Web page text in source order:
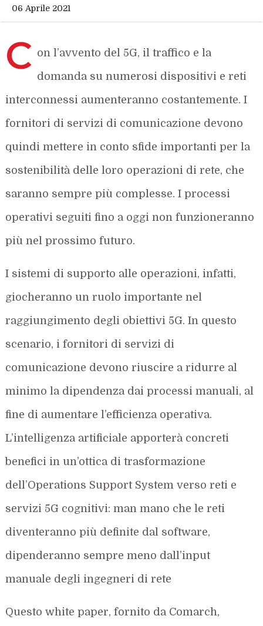
06 Aprile 2021
C on l’avvento del 5G, il traffico e la
domanda su numerosi dispositivi e reti
interconnessi aumenteranno costantemente. I
fornitori di servizi di comunicazione devono
quindi mettere in conto sfide importanti per la
sostenibilità delle loro operazioni di rete, che
saranno sempre più complesse. I processi
operativi seguiti fino a oggi non funzioneranno
più nel prossimo futuro.
I sistemi di supporto alle operazioni, infatti,
giocheranno un ruolo importante nel
raggiungimento degli obiettivi 5G. In questo
scenario, i fornitori di servizi di
comunicazione devono riuscire a ridurre al
minimo la dipendenza dai processi manuali, al
fine di aumentare l’efficienza operativa.
L’intelligenza artificiale apporterà concreti
benefici in un’ottica di trasformazione
dell’Operations Support System verso reti e
servizi 5G cognitivi: man mano che le reti
diventeranno più definite dal software,
dipenderanno sempre meno dall’input
manuale degli ingegneri di rete
Questo white paper, fornito da Comarch,